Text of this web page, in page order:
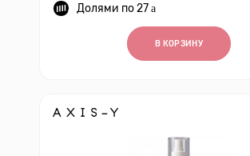
27
В КОРЗИНУ